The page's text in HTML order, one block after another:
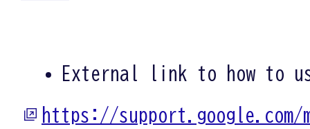
External link to how to
https://support.google.com/